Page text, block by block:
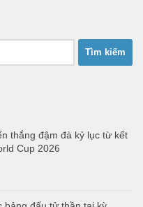
thắng đậm đà kỷ lục từ kết
Cup 2026